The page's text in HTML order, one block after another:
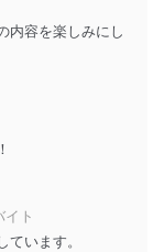
内容を楽しみにし
イト
います。